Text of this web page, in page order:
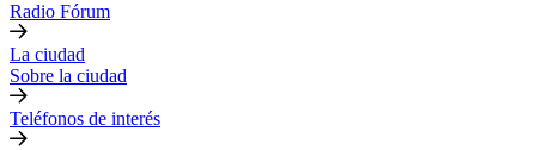
Radio Fórum
La ciudad
Sobre la ciudad
Teléfonos de interés